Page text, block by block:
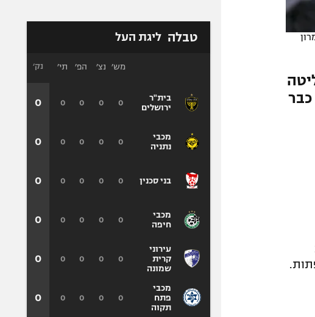
ברקת החליטה
כבר
טבלה ליגת העל
בית"ר
ירושלים
מכבי
נתניה
בני סכנין
מכבי
חיפה
עירוני
קרית
שמונה
מכבי
פתח
תקוה
מש׳ נצ׳ הפ׳ תי׳
0
0
0
0
0
0
0
0
0
0
0
0
0
0
0
0
0
0
0
0
0
0
0
0
נק׳
0
0
0
0
0
0